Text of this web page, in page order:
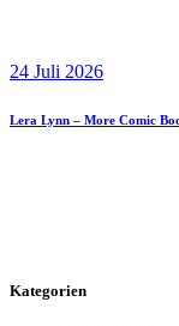
24 Juli 2026
Lera Lynn – More Comic
Kategorien